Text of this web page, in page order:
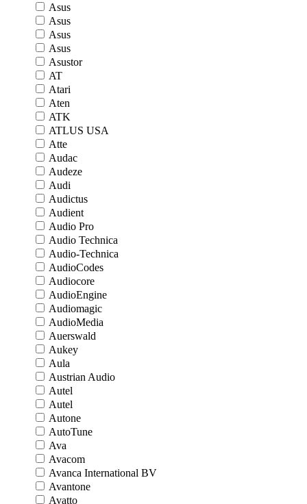
Asus
Asus
Asus
Asus
Asustor
AT
Atari
Aten
ATK
ATLUS USA
Atte
Audac
Audeze
Audi
Audictus
Audient
Audio Pro
Audio Technica
Audio-Technica
AudioCodes
Audiocore
AudioEngine
Audiomagic
AudioMedia
Auerswald
Aukey
Aula
Austrian Audio
Autel
Autel
Autone
AutoTune
Ava
Avacom
Avanca International BV
Avantone
Avatto